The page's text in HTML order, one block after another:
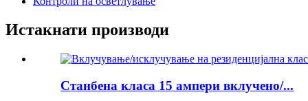
Истакнати производи
Станбена класа 15 ампери вклучено/...